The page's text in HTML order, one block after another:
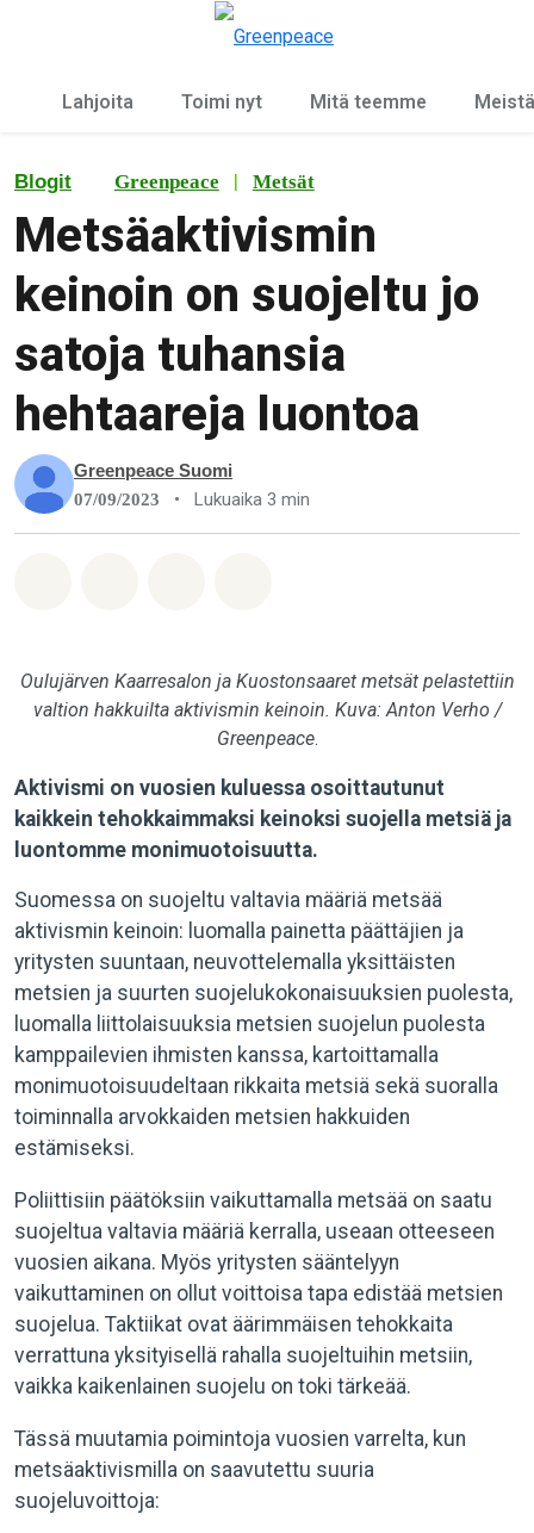
Lahjoita Toimi nyt Mitä teemme Meistä
Blogit Greenpeace | Metsät
Metsäaktivismin
keinoin on suojeltu jo
satoja tuhansia
hehtaareja luontoa
Greenpeace Suomi
07/09/2023 • Lukuaika 3 min
Oulujärven Kaarresalon ja Kuostonsaaret metsät pelastettiin
valtion hakkuilta aktivismin keinoin. Kuva: Anton Verho /
Greenpeace.
Aktivismi on vuosien kuluessa osoittautunut
kaikkein tehokkaimmaksi keinoksi suojella metsiä ja
luontomme monimuotoisuutta.
Suomessa on suojeltu valtavia määriä metsää
aktivismin keinoin: luomalla painetta päättäjien ja
yritysten suuntaan, neuvottelemalla yksittäisten
metsien ja suurten suojelukokonaisuuksien puolesta,
luomalla liittolaisuuksia metsien suojelun puolesta
kamppailevien ihmisten kanssa, kartoittamalla
monimuotoisuudeltaan rikkaita metsiä sekä suoralla
toiminnalla arvokkaiden metsien hakkuiden
estämiseksi.
Poliittisiin päätöksiin vaikuttamalla metsää on saatu
suojeltua valtavia määriä kerralla, useaan otteeseen
vuosien aikana. Myös yritysten sääntelyyn
vaikuttaminen on ollut voittoisa tapa edistää metsien
suojelua. Taktiikat ovat äärimmäisen tehokkaita
verrattuna yksityisellä rahalla suojeltuihin metsiin,
vaikka kaikenlainen suojelu on toki tärkeää.
Tässä muutamia poimintoja vuosien varrelta, kun
metsäaktivismilla on saavutettu suuria
suojeluvoittoja: